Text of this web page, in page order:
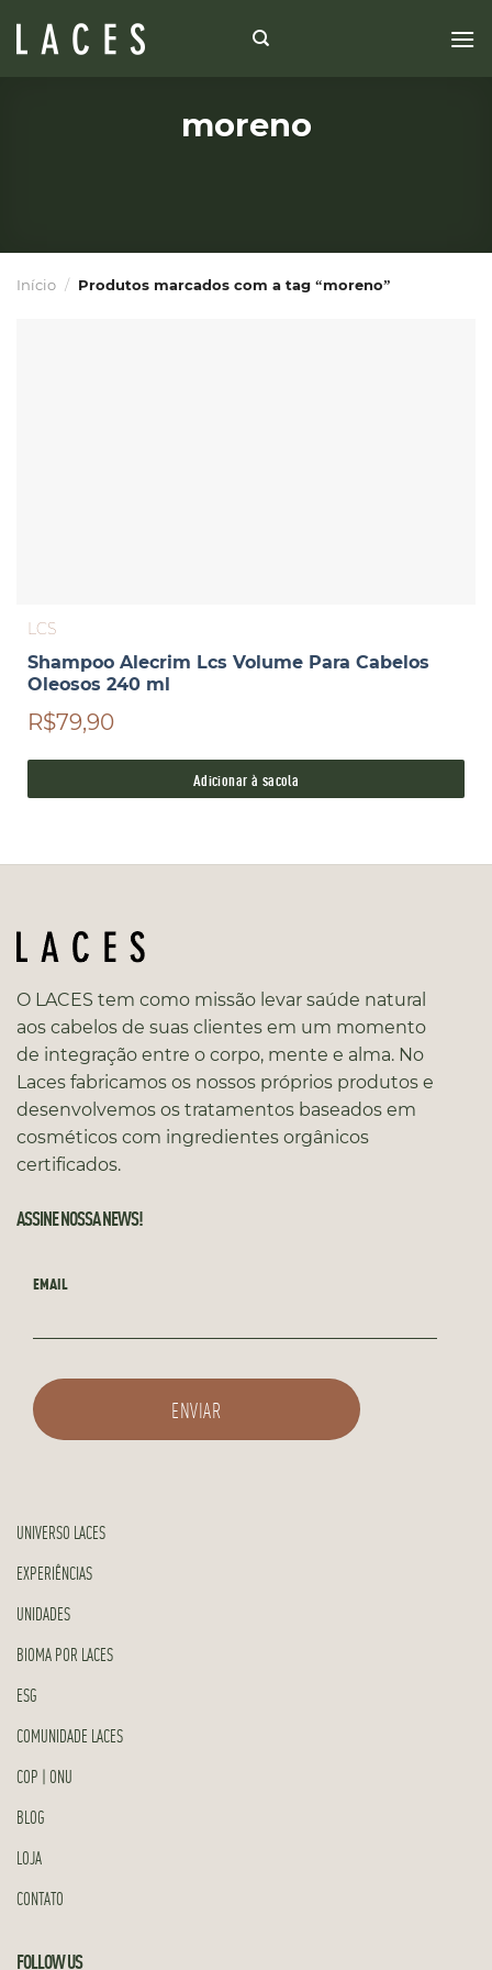
moreno
Início / Produtos marcados com a tag “moreno”
LCS
Shampoo Alecrim Lcs Volume Para Cabelos
Oleosos 240 ml
R$79,90
Adicionar à sacola
O LACES tem como missão levar saúde natural
aos cabelos de suas clientes em um momento
de integração entre o corpo, mente e alma. No
Laces fabricamos os nossos próprios produtos e
desenvolvemos os tratamentos baseados em
cosméticos com ingredientes orgânicos
certificados.
ASSINE NOSSA NEWS!
EMAIL
UNIVERSO LACES
EXPERIÊNCIAS
UNIDADES
BIOMA POR LACES
ESG
COMUNIDADE LACES
COP | ONU
BLOG
LOJA
CONTATO
FOLLOW US